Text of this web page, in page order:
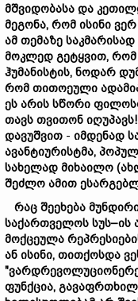
მშვიდობასა და
მეგონა, რომ ისინი ვერ
ამ თემაზე საკმარისად
მოკლედ გეტყვით, რომ
ჰუმანისტის, ნოდარ
რომ თითოეული
ეს არის სწორი
თავს თვითონ იღუპავს!
დავუშვით - იმდენად
ავანტიურისტმა,
სახელად მიხაილო (
შეძლო ამით
რაც შეეხება
საქართველოს სუს–ის
მოქცეულა
ან ისინი, თითქოსდა
"
ფუნქცია, გავაფრთხილ